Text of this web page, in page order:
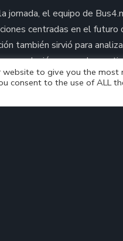
jornada, el equipo de
centradas en el
también sirvió para
una solución que cada vez
estar presente en
website to give you the
consent to the use of ALL